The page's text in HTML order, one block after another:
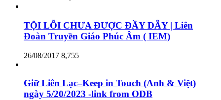
TỘI LỖI CHƯA ĐƯỢC ĐẦY DẪY | Liên
Đoàn Truyền Giáo Phúc Âm ( IEM)
26/08/2017 8,755
Giữ Liên Lạc–Keep in Touch (Anh & Việt)
ngày 5/20/2023 -link from ODB